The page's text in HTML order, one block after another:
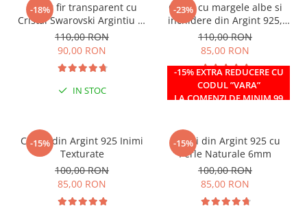
-18%
Colier fir transparent cu
Cristal Swarovski Argintiu in
Caseta din Argint 925
110,00 RON
90,00 RON
IN STOC
-23%
-15% EXTRA REDUCERE CU
CODUL ”VARA”
LA COMENZI DE MINIM 99
Colier cu margele albe si
inchidere din Argint 925,
reglabil 38-41 cm
110,00 RON
85,00 RON
IN STOC
-15%
Cercei din Argint 925 Inimi
Texturate
100,00 RON
85,00 RON
-15%
Cercei din Argint 925 cu
Perle Naturale 6mm
100,00 RON
85,00 RON